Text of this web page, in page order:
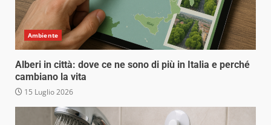
Ambiente
Alberi in città: dove ce ne sono di più in Italia e perché
cambiano la vita
15 Luglio 2026